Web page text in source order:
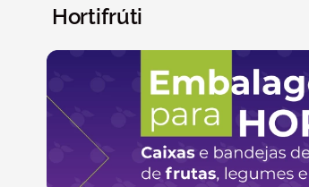
Hortifrúti
4º transporte
5 º bebida